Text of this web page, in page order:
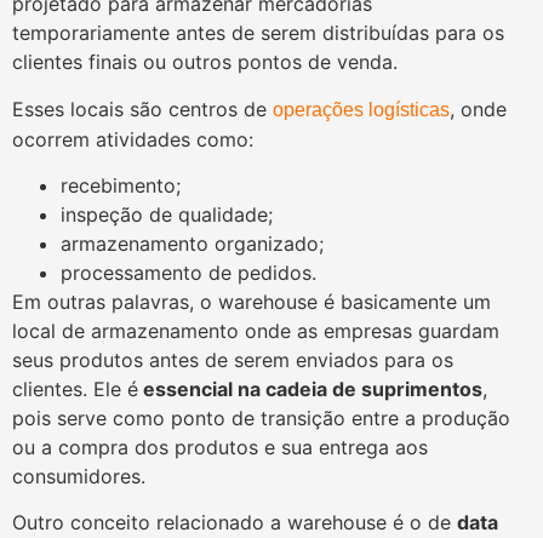
temporariamente antes de serem distribuídas para os
clientes finais ou outros pontos de venda.
Esses locais são centros de operações logísticas, onde
ocorrem atividades como:
recebimento;
inspeção de qualidade;
armazenamento organizado;
processamento de pedidos.
Em outras palavras, o warehouse é basicamente um
local de armazenamento onde as empresas guardam
seus produtos antes de serem enviados para os
clientes. Ele é essencial na cadeia de suprimentos,
pois serve como ponto de transição entre a produção
ou a compra dos produtos e sua entrega aos
consumidores.
Outro conceito relacionado a warehouse é o de data